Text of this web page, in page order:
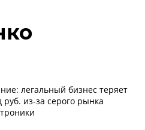
легальный бизнес теряет
руб. из-за серого рынка